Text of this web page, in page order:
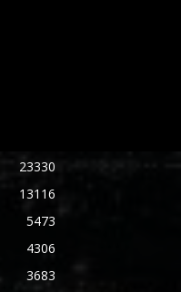
23330
13116
5473
4306
3683